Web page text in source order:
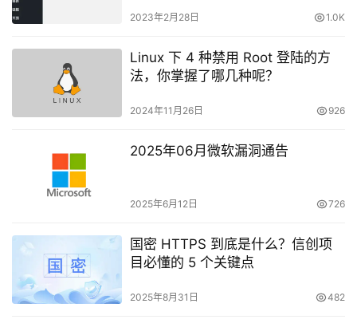
2023年2月28日 1.0K
Linux 下 4 种禁用 Root 登陆的方
法，你掌握了哪几种呢？
2024年11月26日 926
2025年06月微软漏洞通告
2025年6月12日 726
国密 HTTPS 到底是什么？信创项
目必懂的 5 个关键点
2025年8月31日 482